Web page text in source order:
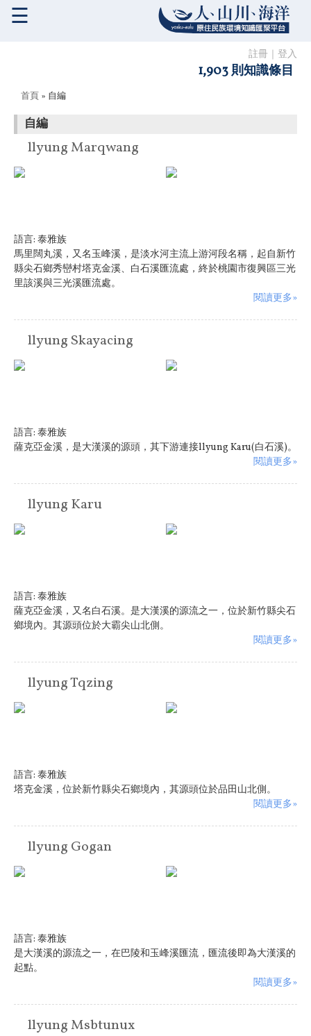
註冊 登入
1,903 則知識條目
☰
您在這裡
首頁 » 自編
自編
llyung Marqwang
語言: 泰雅族
馬里闊丸溪，又名玉峰溪，是淡水河主流上游河段名稱，起自新竹
縣尖石鄉秀巒村塔克金溪、白石溪匯流處，終於桃園市復興區三光
里該溪與三光溪匯流處。
閱讀更多»
llyung Skayacing
語言: 泰雅族
薩克亞金溪，是大漢溪的源頭，其下游連接llyung Karu(白石溪)。
閱讀更多»
llyung Karu
語言: 泰雅族
薩克亞金溪，又名白石溪。是大漢溪的源流之一，位於新竹縣尖石
鄉境內。其源頭位於大霸尖山北側。
閱讀更多»
llyung Tqzing
語言: 泰雅族
塔克金溪，位於新竹縣尖石鄉境內，其源頭位於品田山北側。
閱讀更多»
llyung Gogan
語言: 泰雅族
是大漢溪的源流之一，在巴陵和玉峰溪匯流，匯流後即為大漢溪的
起點。
閱讀更多»
llyung Msbtunux